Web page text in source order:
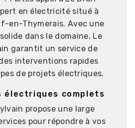
en électricité situé à
en-Thymerais. Avec une
dans le domaine, Le
garantit un service de
interventions rapides
de projets électriques.
électriques complets
propose une large
pour répondre à vos